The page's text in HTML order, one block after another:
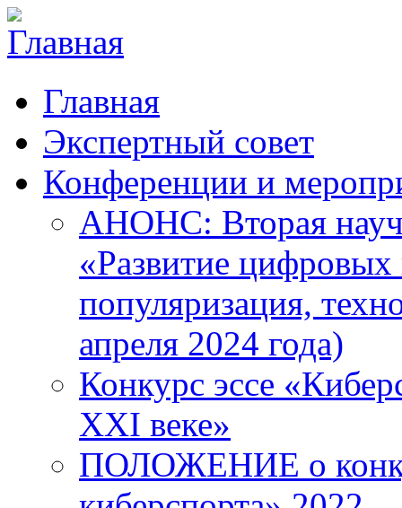
Главная
Экспертный совет
Конференции и
АНОНС: Вторая
«Развитие цифровых
популяризация,
апреля 2024 года)
Конкурс эссе
XXI веке»
ПОЛОЖЕНИЕ о